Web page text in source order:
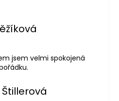
je 5 z 5 hvězdiček.
jsem velmi spokojená